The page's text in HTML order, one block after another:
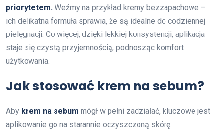
priorytetem. Weźmy na przykład kremy bezzapachowe –
ich delikatna formuła sprawia, że są idealne do codziennej
pielęgnacji. Co więcej, dzięki lekkiej konsystencji, aplikacja
staje się czystą przyjemnością, podnosząc komfort
użytkowania.
Jak stosować krem na sebum?
Aby krem na sebum mógł w pełni zadziałać, kluczowe jest
aplikowanie go na starannie oczyszczoną skórę.